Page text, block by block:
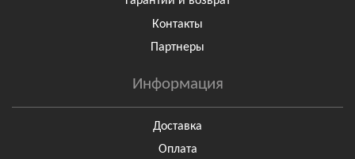
Контакты
Партнеры
Информация
Доставка
Оплата